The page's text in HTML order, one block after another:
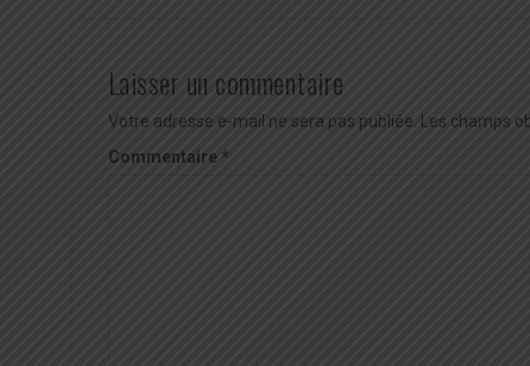
Laisser un commentaire
Votre adresse e-mail ne sera pas publiée. Les champs
Commentaire*